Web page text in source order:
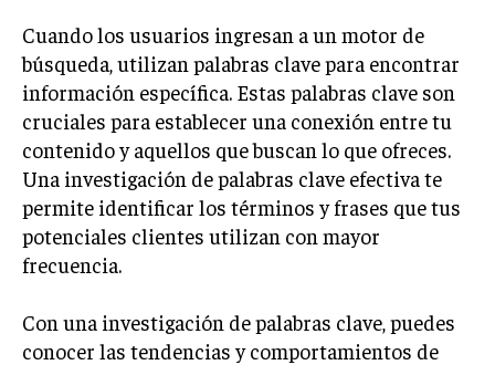
GESTIÓN DE PRODUCTOS
COMUNICACIÓN CORPORATIVA
GESTIÓN DE MARCA
INVESTIGACIÓN DE MERCADO
GESTIÓN DE CLIENTES
EMPRENDIMIENTO
INNOVACIÓN EMPRESARIAL
Cuando los usuarios ingresan a un motor de
búsqueda, utilizan palabras clave para encontrar
información específica. Estas palabras clave son
cruciales para establecer una conexión entre tu
contenido y aquellos que buscan lo que ofreces.
Una investigación de palabras clave efectiva te
permite identificar los términos y frases que tus
potenciales clientes utilizan con mayor
frecuencia.
Con una investigación de palabras clave, puedes
conocer las tendencias y comportamientos de